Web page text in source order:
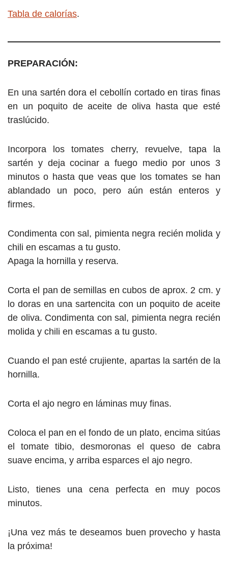
Tabla de calorías.
PREPARACIÓN:
En una sartén dora el cebollín cortado en tiras finas
en un poquito de aceite de oliva hasta que esté
traslúcido.
Incorpora los tomates cherry, revuelve, tapa la
sartén y deja cocinar a fuego medio por unos 3
minutos o hasta que veas que los tomates se han
ablandado un poco, pero aún están enteros y
firmes.
Condimenta con sal, pimienta negra recién molida y
chili en escamas a tu gusto.
Apaga la hornilla y reserva.
Corta el pan de semillas en cubos de aprox. 2 cm. y
lo doras en una sartencita con un poquito de aceite
de oliva. Condimenta con sal, pimienta negra recién
molida y chili en escamas a tu gusto.
Cuando el pan esté crujiente, apartas la sartén de la
hornilla.
Corta el ajo negro en láminas muy finas.
Coloca el pan en el fondo de un plato, encima sitúas
el tomate tibio, desmoronas el queso de cabra
suave encima, y arriba esparces el ajo negro.
Listo, tienes una cena perfecta en muy pocos
minutos.
¡Una vez más te deseamos buen provecho y hasta
la próxima!